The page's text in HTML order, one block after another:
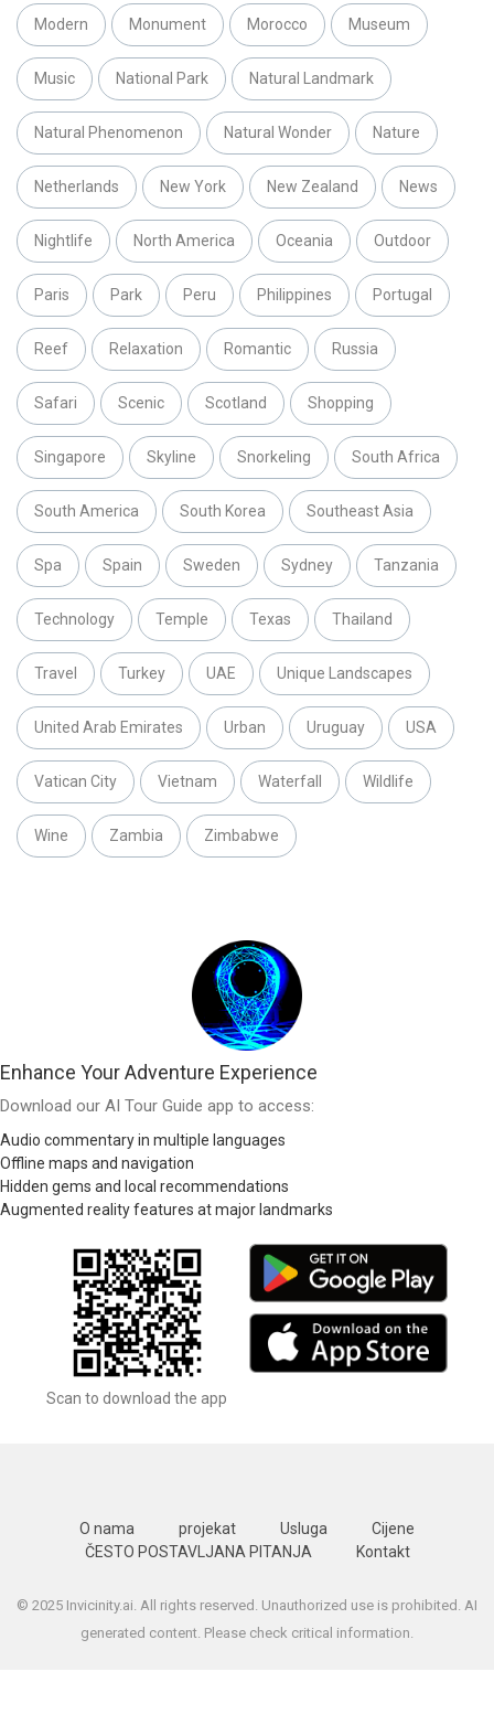
Modern Monument Morocco Museum
Music National Park Natural Landmark
Natural Phenomenon Natural Wonder Nature
Netherlands New York New Zealand News
Nightlife North America Oceania Outdoor
Paris Park Peru Philippines Portugal
Reef Relaxation Romantic Russia
Safari Scenic Scotland Shopping
Singapore Skyline Snorkeling South Africa
South America South Korea Southeast Asia
Spa Spain Sweden Sydney Tanzania
Technology Temple Texas Thailand
Travel Turkey UAE Unique Landscapes
United Arab Emirates Urban Uruguay USA
Vatican City Vietnam Waterfall Wildlife
Wine Zambia Zimbabwe
Enhance Your Adventure Experience
Download our AI Tour Guide app to access:
Audio commentary in multiple languages
Offline maps and navigation
Hidden gems and local recommendations
Augmented reality features at major landmarks
Scan to download the app
O nama projekat Usluga
Cijene
ČESTO POSTAVLJANA PITANJA
Kontakt
© 2025 Invicinity.ai. All rights reserved. Unauthorized use is prohibited. AI
generated content. Please check critical information.